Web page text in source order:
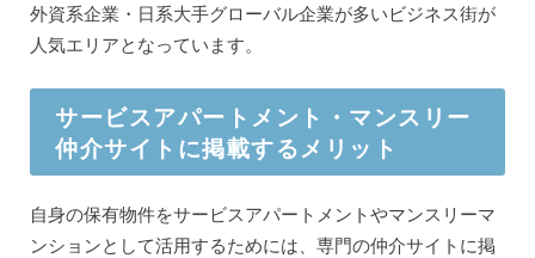
外資系企業・日系大手グローバル企業が多いビジネス街が
人気エリアとなっています。
サービスアパートメント・マンスリー
仲介サイトに掲載するメリット
自身の保有物件をサービスアパートメントやマンスリーマ
ンションとして活用するためには、専門の仲介サイトに掲